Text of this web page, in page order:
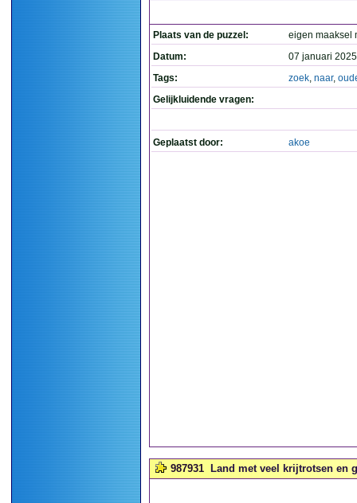
Plaats van de puzzel:
eigen maaksel
Datum:
07 januari
Tags:
zoek, naar,
Gelijkluidende vragen:
Geplaatst door: akoe
987931 Land met veel krijtrotsen en